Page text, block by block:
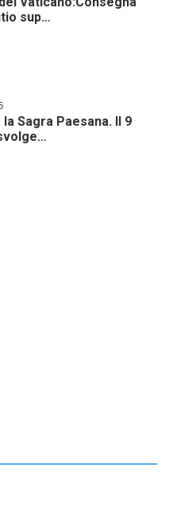
sup…
Sagra Paesana. Il 9